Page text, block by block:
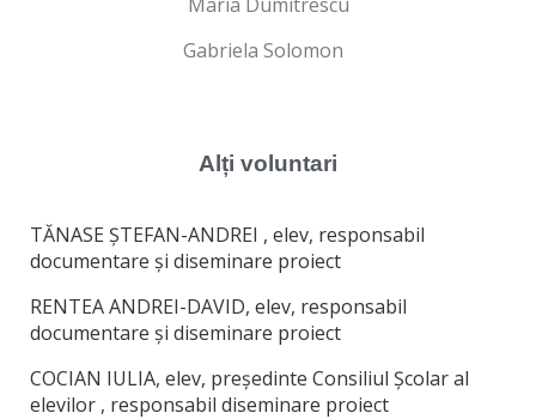
Gabriela Solomon
Alți voluntari​
TĂNASE ȘTEFAN-ANDREI , elev, responsabil
documentare și diseminare proiect
RENTEA ANDREI-DAVID, elev, responsabil
documentare și diseminare proiect
COCIAN IULIA, elev, președinte Consiliul Școlar al
elevilor , responsabil diseminare proiect